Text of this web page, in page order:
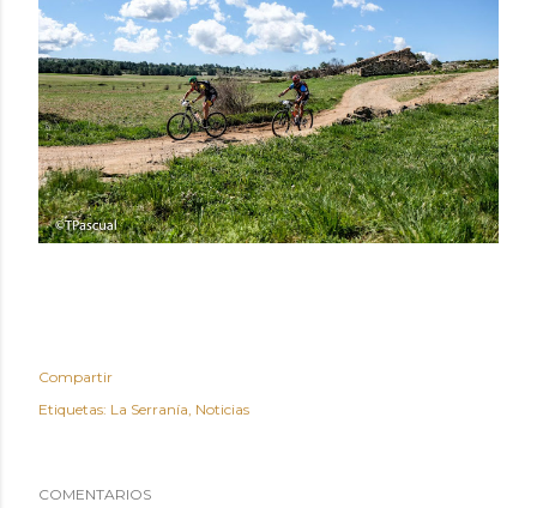
Compartir
Etiquetas: La Serranía Noticias
COMENTARIOS